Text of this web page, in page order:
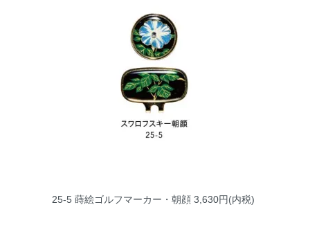
25-5 蒔絵ゴルフマーカー・朝顔 3,630円(内税)